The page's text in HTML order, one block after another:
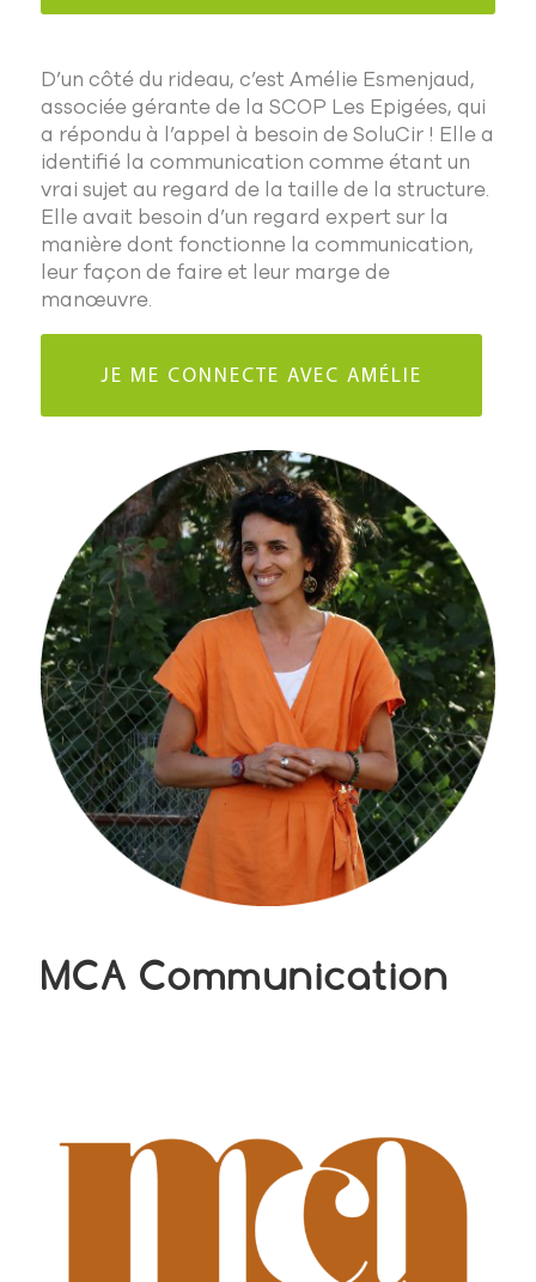
D’un côté du rideau, c’est Amélie Esmenjaud,
associée gérante de la SCOP Les Epigées, qui
a répondu à l’appel à besoin de SoluCir ! Elle a
identifié la communication comme étant un
vrai sujet au regard de la taille de la structure.
Elle avait besoin d’un regard expert sur la
manière dont fonctionne la communication,
leur façon de faire et leur marge de
manœuvre.
JE ME CONNECTE AVEC AMÉLIE
MCA Communication